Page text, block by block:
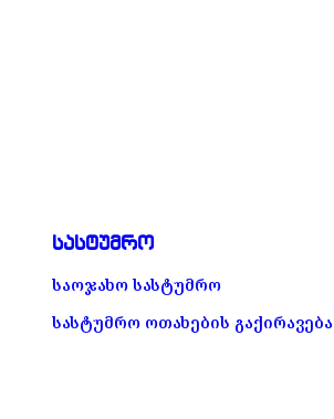
სასტუმრო
საოჯახო სასტუმრო
სასტუმრო ოთახების გაქირავება